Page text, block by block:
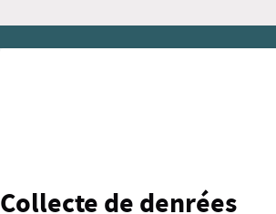
Collecte de denrées